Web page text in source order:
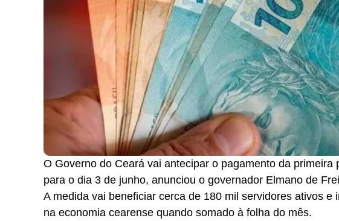
O Governo do Ceará vai antecipar o pagamento da
para o dia 3 de junho, anunciou o governador Elmano de
A medida vai beneficiar cerca de 180 mil servidores ativos
na economia cearense quando somado à folha do mês.